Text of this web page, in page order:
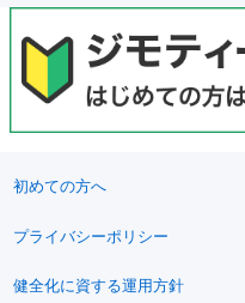
初めての方へ
プライバシーポリシー
健全化に資する運用方針